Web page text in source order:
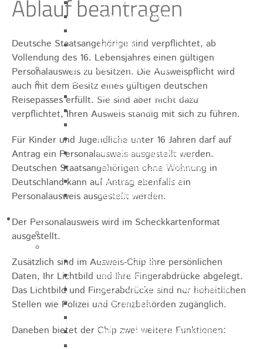
Stadthalle großer Saal
Tennishalle
Qualifizierter Mietspiegel
Steuern & Gebühren
Wasserverbrauchsgebühr
Hundesteuer
Hebesätze
Kindergartengebühren
Hallenbenutzungsgebühren
Hallenbad & Freibad
Verwaltungsgebühren
Politik
Bauausschuss
Gemeinderat
GEO - Vertreter im Aufsichtsrat
Ortschaftsrat
Stiftungsrat "Stiftung Heubach"
Ablauf beantragen
Deutsche Staatsangehörige sind verpflichtet, ab
Vollendung des 16. Lebensjahres einen gültigen
Personalausweis zu besitzen. Die Ausweispflicht wird
auch mit dem Besitz eines gültigen deutschen
Reisepasses erfüllt. Sie sind aber nicht dazu
verpflichtet, Ihren Ausweis ständig mit sich zu führen.
Für Kinder und Jugendliche unter 16 Jahren darf auf
Antrag ein Personalausweis ausgestellt werden.
Deutschen Staatsangehörigen ohne Wohnung in
Deutschland kann auf Antrag ebenfalls ein
Personalausweis ausgestellt werden.
Der Personalausweis wird im Scheckkartenformat
ausgestellt.
Zusätzlich sind im Ausweis-Chip Ihre persönlichen
Daten, Ihr Lichtbild und Ihre Fingerabdrücke abgelegt.
Das Lichtbild und Fingerabdrücke sind nur hoheitlichen
Stellen wie Polizei und Grenzbehörden zugänglich.
Daneben bietet der Chip zwei weitere Funktionen: